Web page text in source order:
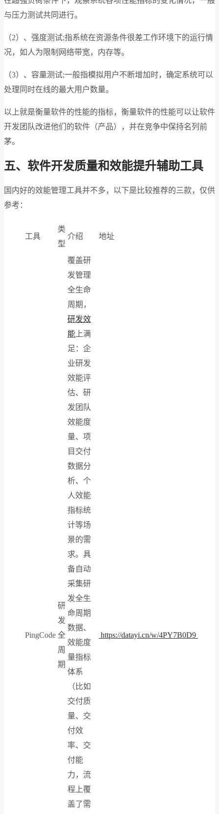
与压力测试共同进行。
（2）、强度测试;指系统在资源条件很差工作环境下的运行情
况，如人为限制网络带宽，内存等。
（3）、容量测试;一般指模拟用户不断增加时，确定系统可以
处理同时在线的最大用户数量。
以上就是衡量软件的性能的指标，衡量软件的性能可以让软件
开发团队改进他们的软件（产品），并在竞争中保持名列前
茅。
五、软件开发质量和效能提升辅助工具
国内好的效能管理工具并不多，以下是比较推荐的三款，仅供
参考：
工具
类
型
介绍 地址
PingCode
研
发
全
周
期
覆盖研
发管理
全生命
周期，
研发效
能 上满
足：企
业研发
效能评
估、研
发团队
效能度
量、项
目交付
数据分
析、个
人效能
指标统
计等场
景的需
求。具
备自动
采集研
发全生
命周期
数据、
效能度
量指标
体系
（比如
交付质
量、交
付效
率、交
付能
力，流
程上覆
盖了需
https://datayi.cn/w/4PY7B0D9